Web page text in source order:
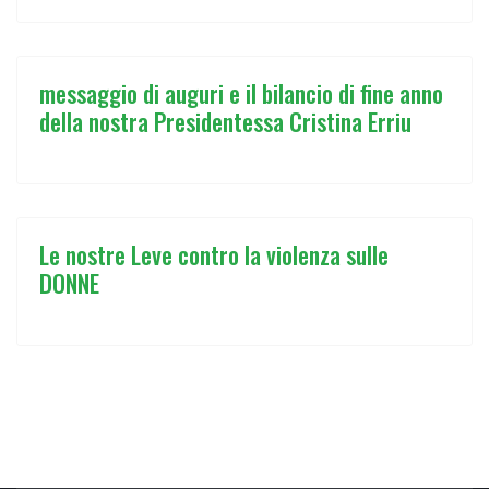
messaggio di auguri e il bilancio di fine anno
della nostra Presidentessa Cristina Erriu
Le nostre Leve contro la violenza sulle
DONNE